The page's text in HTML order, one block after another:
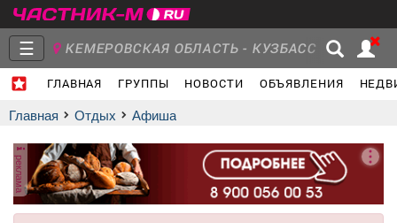
☰ КЕМЕРОВСКАЯ ОБЛАСТЬ - КУЗБАСС
ГЛАВНАЯ ГРУППЫ НОВОСТИ ОБЪЯВЛЕНИЯ
Главная
Группы
Объявления Недвижимость Услуги
Главная Отдых афиша
реклама